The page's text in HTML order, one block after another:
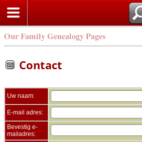
Our Family Genealogy Pages
Contact
Uw naam:
E-mail adres:
Bevestig e-
mailadres: